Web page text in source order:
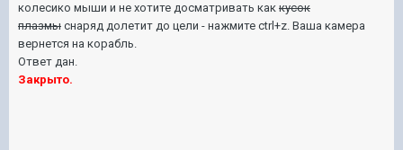
колесико мыши и не хотите досматривать как кусок
плазмы снаряд долетит до цели - нажмите ctrl+z. Ваша камера
вернется на корабль.
Ответ дан.
Закрыто.